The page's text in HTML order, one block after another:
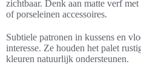
zichtbaar. Denk aan matte verf
of porseleinen accessoires.
Subtiele patronen in kussens en
interesse. Ze houden het palet
kleuren natuurlijk ondersteunen.